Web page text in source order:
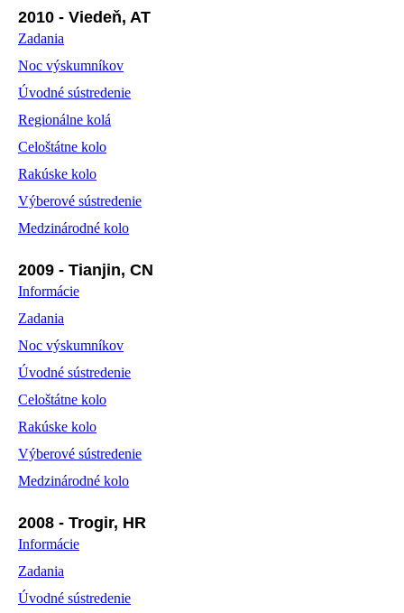
2010 - Viedeň, AT
Zadania
Noc výskumníkov
Úvodné sústredenie
Regionálne kolá
Celoštátne kolo
Rakúske kolo
Výberové sústredenie
Medzinárodné kolo
2009 - Tianjin, CN
Informácie
Zadania
Noc výskumníkov
Úvodné sústredenie
Celoštátne kolo
Rakúske kolo
Výberové sústredenie
Medzinárodné kolo
2008 - Trogir, HR
Informácie
Zadania
Úvodné sústredenie